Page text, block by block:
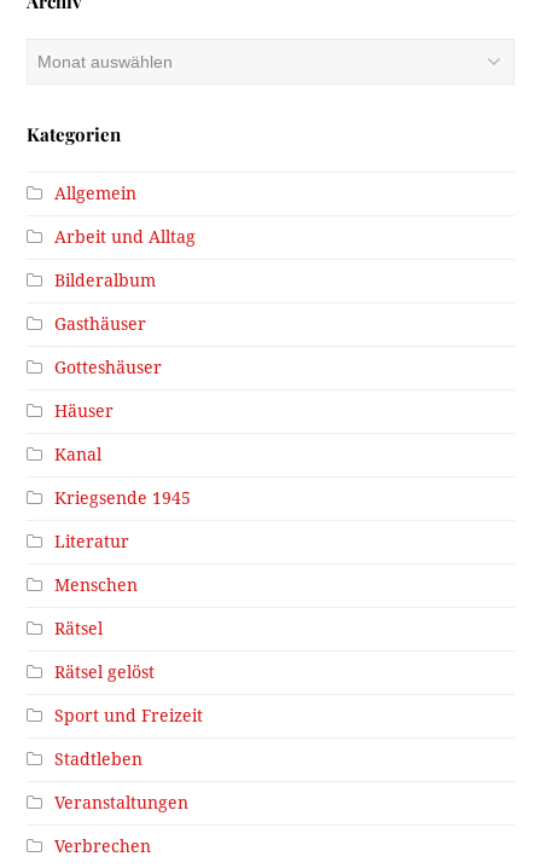
Kategorien
Allgemein
Arbeit und Alltag
Bilderalbum
Gasthäuser
Gotteshäuser
Häuser
Kanal
Kriegsende 1945
Literatur
Menschen
Rätsel
Rätsel gelöst
Sport und Freizeit
Stadtleben
Veranstaltungen
Verbrechen